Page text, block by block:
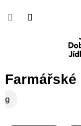
obsah
g